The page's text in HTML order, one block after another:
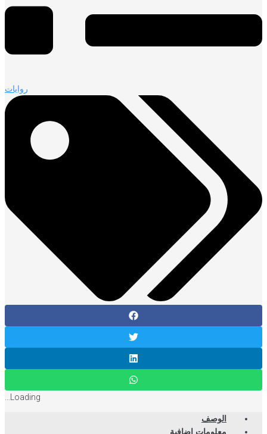
روايات
Loading...
الوصف
معلومات إضافية